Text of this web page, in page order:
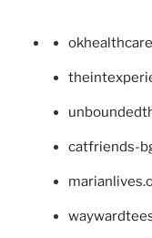
catfriends-